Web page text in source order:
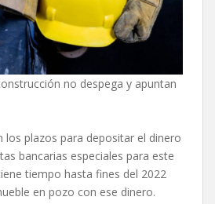
no despega y apuntan
los plazos para depositar el dinero
bancarias especiales para este
tiempo hasta fines del 2022
en pozo con ese dinero.